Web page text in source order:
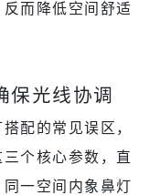
而降低空间舒适
保光线协调
配的常见误区，
个核心参数，直
一空间内象鼻灯